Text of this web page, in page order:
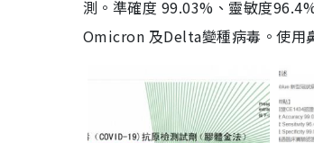
測。準確度 99.03%、靈敏度
Omicron 及Delta變種病毒。使用